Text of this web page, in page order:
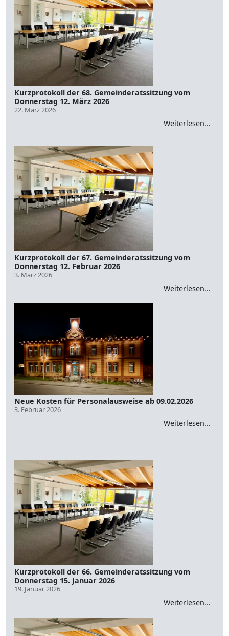
Kurzprotokoll der 68. Gemeinderatssitzung vom
Donnerstag 12. März 2026
22. März 2026
Weiterlesen...
Kurzprotokoll der 67. Gemeinderatssitzung vom
Donnerstag 12. Februar 2026
3. März 2026
Weiterlesen...
Neue Kosten für Personalausweise ab 09.02.2026
3. Februar 2026
Weiterlesen...
Kurzprotokoll der 66. Gemeinderatssitzung vom
Donnerstag 15. Januar 2026
19. Januar 2026
Weiterlesen...